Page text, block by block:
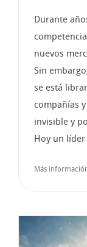
Durante
nuevos
Sin
se está
compañías
invisible y
Hoy un líder
Más